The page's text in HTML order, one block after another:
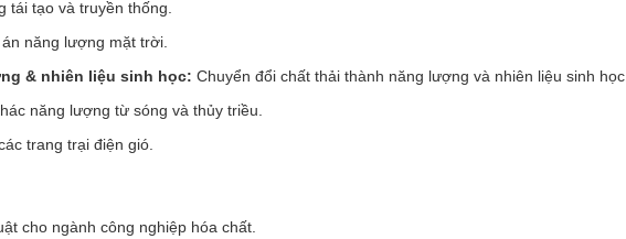
tái tạo và truyền thống.
năng lượng mặt trời.
& nhiên liệu sinh học: Chuyển đổi chất thải thành năng lượng và nhiên liệu sinh học.
năng lượng từ sóng và thủy triều.
trang trại điện gió.
cho ngành công nghiệp hóa chất.